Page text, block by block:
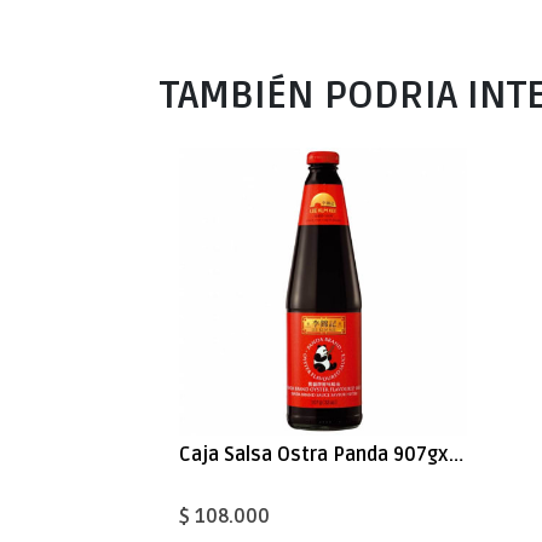
TAMBIÉN PODRIA
Caja Salsa Ostra Panda 907gx12
$ 108.000